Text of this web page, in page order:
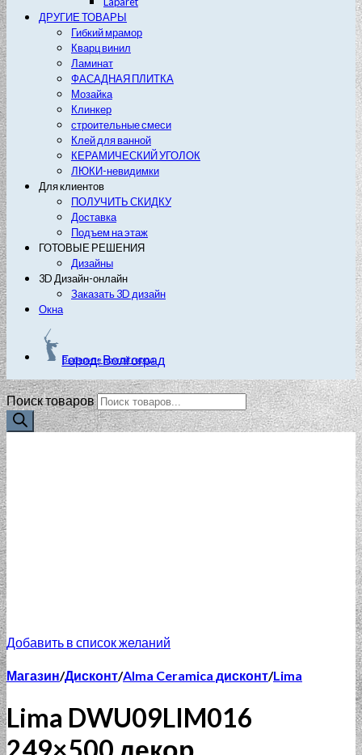
ДРУГИЕ ТОВАРЫ
Гибкий мрамор
Кварц винил
Ламинат
ФАСАДНАЯ ПЛИТКА
Мозайка
Клинкер
строительные смеси
Клей для ванной
КЕРАМИЧЕСКИЙ УГОЛОК
ЛЮКИ-невидимки
Для клиентов
ПОЛУЧИТЬ СКИДКУ
Доставка
Подъем на этаж
ГОТОВЫЕ РЕШЕНИЯ
Дизайны
3D Дизайн-онлайн
Заказать 3D дизайн
Окна
Город: Волгоград
Выберите другой город
Поиск товаров
Добавить в список желаний
Магазин/Дисконт/Alma Ceramica дисконт/Lima
Lima DWU09LIM016